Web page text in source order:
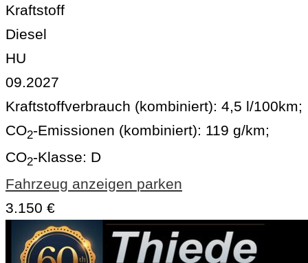
Kraftstoff
Diesel
HU
09.2027
Kraftstoffverbrauch (kombiniert): 4,5 l/100km;
CO2-Emissionen (kombiniert): 119 g/km;
CO2-Klasse: D
Fahrzeug anzeigen parken
3.150 €